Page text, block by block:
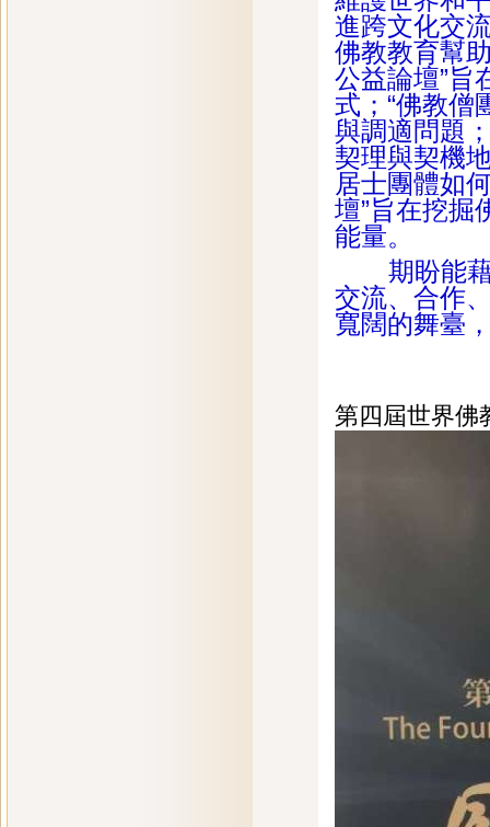
進跨文化交
佛教教育幫
公益論壇”旨
式；“佛教僧
與調適問題
契理與契機
居士團體如
壇”旨在挖掘
能量。
期盼能藉
交流、合作
寬闊的舞臺
第四屆世界佛